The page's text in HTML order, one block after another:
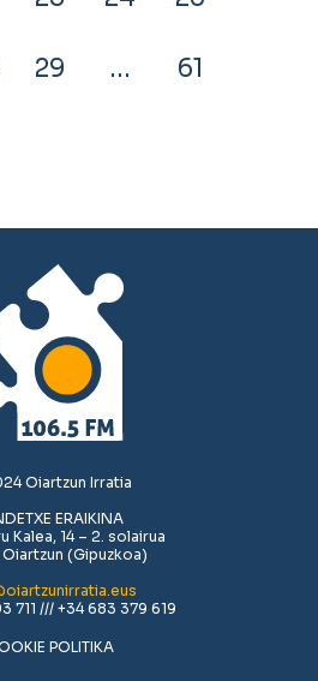
29 … 61
Oiartzun Irratia
ERAIKINA
Kalea, 14 – 2. solairua
(Gipuzkoa)
711 /// +34 683 379 619
POLITIKA